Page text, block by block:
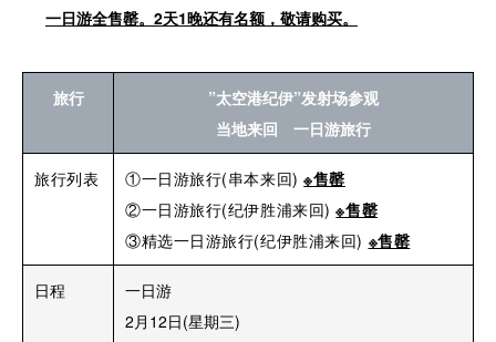
一日游全售罄。 2天1晚还有名额，敬请购买。
旅行
”太空港纪伊”发射场参观
当地来回 一日游旅行
旅行列表 ①一日游旅行(串本来回)※售罄
②一日游旅行(纪伊胜浦来回)※售罄
③精选一日游旅行(纪伊胜浦来回) ※售罄
日程
一日游
2月12日(星期三)